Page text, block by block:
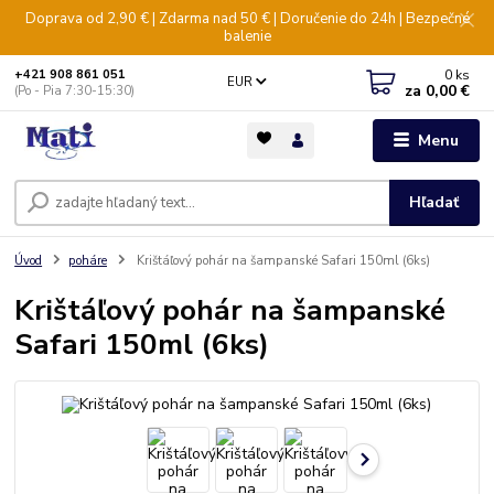
Doprava od 2,90 € | Zdarma nad 50 € | Doručenie do 24h | Bezpečné
balenie
Menu
EUR
Hľadať
+421 908 861 051
(Po - Pia 7:30-15:30)
0 ks
za 0,00 €
Úvod poháre Krištáľový pohár na šampanské Safari 150ml (6ks)
Krištáľový pohár na šampanské
Safari 150ml (6ks)